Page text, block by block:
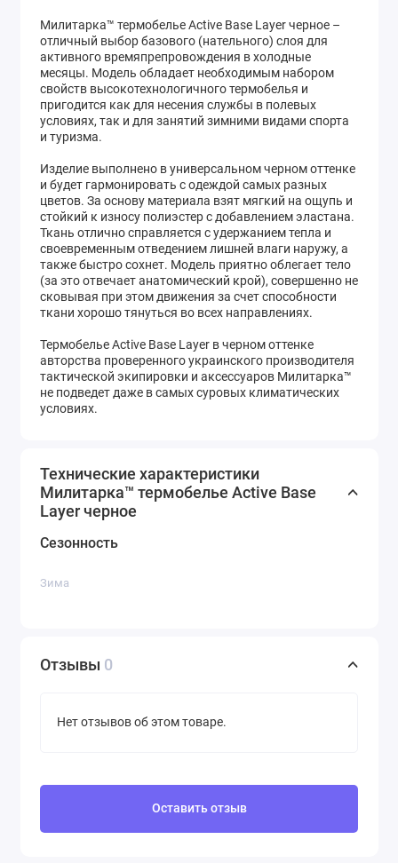
Милитарка™ термобелье Active Base Layer черное –
отличный выбор базового (нательного) слоя для
активного времяпрепровождения в холодные
месяцы. Модель обладает необходимым набором
свойств высокотехнологичного термобелья и
пригодится как для несения службы в полевых
условиях, так и для занятий зимними видами спорта
и туризма.
Изделие выполнено в универсальном черном оттенке
и будет гармонировать с одеждой самых разных
цветов. За основу материала взят мягкий на ощупь и
стойкий к износу полиэстер с добавлением эластана.
Ткань отлично справляется с удержанием тепла и
своевременным отведением лишней влаги наружу, а
также быстро сохнет. Модель приятно облегает тело
(за это отвечает анатомический крой), совершенно не
сковывая при этом движения за счет способности
ткани хорошо тянуться во всех направлениях.
Термобелье Active Base Layer в черном оттенке
авторства проверенного украинского производителя
тактической экипировки и аксессуаров Милитарка™
не подведет даже в самых суровых климатических
условиях.
Технические характеристики
Милитарка™ термобелье Active Base
Layer черное
Сезонность
Зима
Отзывы 0
Нет отзывов об этом товаре.
Оставить отзыв